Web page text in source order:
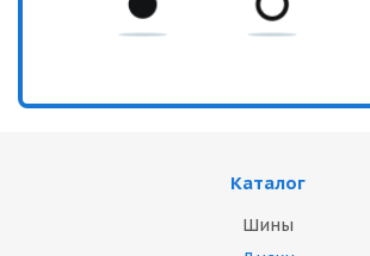
Каталог
Шины